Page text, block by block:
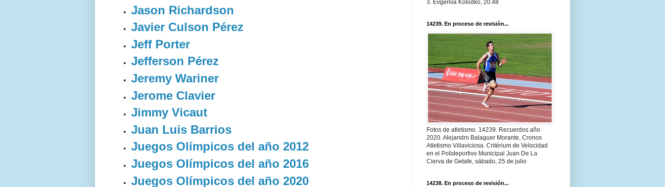
Jason Richardson
Javier Culson Pérez
Jeff Porter
Jefferson Pérez
Jeremy Wariner
Jerome Clavier
Jimmy Vicaut
Juan Luis Barrios
Juegos Olímpicos del año 2012
Juegos Olímpicos del año 2016
Juegos Olímpicos del año 2020
3. Evgeniia Kolodko, 20.48
14239. En proceso de revisión...
Fotos de atletismo. 14239. Recuerdos año
2020. Alejandro Balaguer Morante, Cronos
Atletismo Villaviciosa. Critérium de Velocidad
en el Polideportivo Municipal Juan De La
Cierva de Getafe, sábado, 25 de julio
14238. En proceso de revisión...